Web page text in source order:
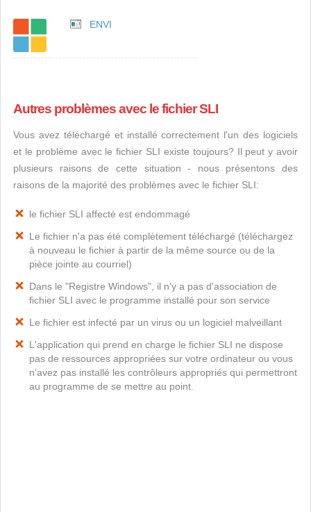
ENVI
Autres problèmes avec le fichier SLI
Vous avez téléchargé et installé correctement l'un des logiciels
et le problème avec le fichier SLI existe toujours? Il peut y avoir
plusieurs raisons de cette situation - nous présentons des
raisons de la majorité des problèmes avec le fichier SLI:
le fichier SLI affecté est endommagé
Le fichier n'a pas été complètement téléchargé (téléchargez
à nouveau le fichier à partir de la même source ou de la
pièce jointe au courriel)
Dans le "Registre Windows", il n'y a pas d'association de
fichier SLI avec le programme installé pour son service
Le fichier est infecté par un virus ou un logiciel malveillant
L'application qui prend en charge le fichier SLI ne dispose
pas de ressources appropriées sur votre ordinateur ou vous
n'avez pas installé les contrôleurs appropriés qui permettront
au programme de se mettre au point.